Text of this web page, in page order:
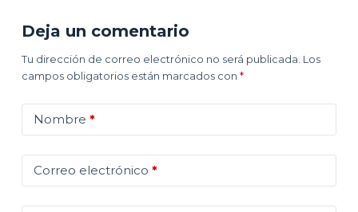
Deja un comentario
Tu dirección de correo electrónico no será publicada. Los
campos obligatorios están marcados con *
Nombre *
Correo electrónico *